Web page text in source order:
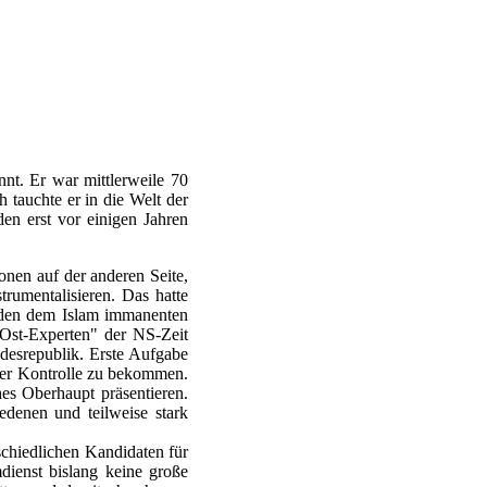
Er war mittlerweile 70
tauchte er in die Welt der
erst vor einigen Jahren
auf der anderen Seite,
Das hatte
dem Islam immanenten
Experten" der NS-Zeit
Erste Aufgabe
Kontrolle zu bekommen.
Oberhaupt präsentieren.
und teilweise stark
Kandidaten für
bislang keine große